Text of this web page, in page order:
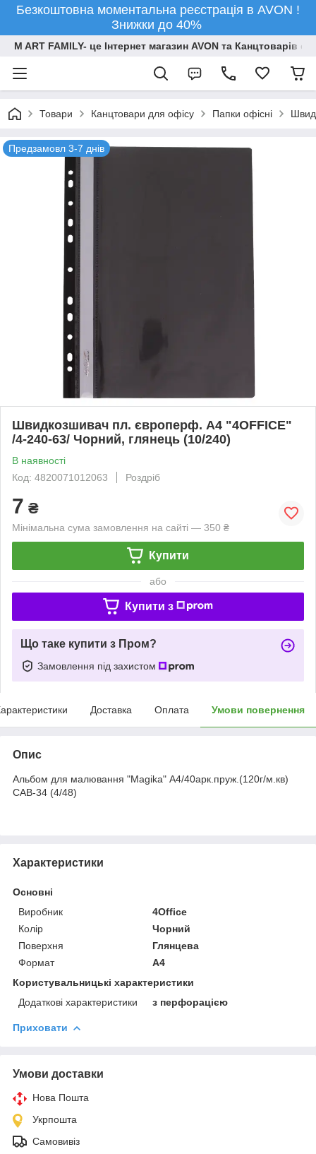
Безкоштовна моментальна реєстрація в AVON !
Знижки до 40%
M ART FAMILY- це Інтернет магазин AVON та Канцтоварів
Товари Канцтовари для офiсу Папки офісні
Предзамовл 3-7 днів
Швидкозшивач пл. європерф. А4 "4OFFICE"
/4-240-63/ Чорний, глянець (10/240)
В наявності
Код: 4820071012063
Роздріб
7 ₴
Мінімальна сума замовлення на сайті — 350 ₴
Купити
або
Купити з
Що таке купити з Пром?
Замовлення під захистом
Доставка Оплата Умови повернення
Опис
Альбом для малювання "Magika" А4/40арк.пруж.(120г/м.кв)
САВ-34 (4/48)
Характеристики
Основні
Виробник
4Office
Колір
Чорний
Поверхня
Глянцева
Формат
A4
Користувальницькі характеристики
Додаткові характеристики
з перфорацією
Приховати
Умови доставки
Нова Пошта
Укрпошта
Самовивіз